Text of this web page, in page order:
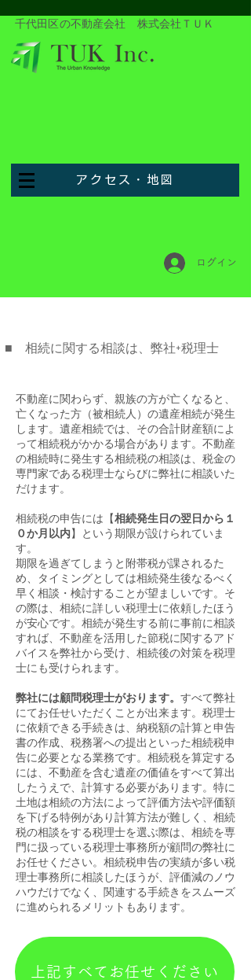
​千代田区の不動産会社 株式会社ＴＵＫ
アクセス・地図
ログイン
■ 相続に関する相談は、弊社+税理士
不動産に関わらず、親族の方が亡くなると、
亡くなった方（被相続人）の遺産相続が発生
します。遺産相続では、その合計財産額によ
って相続税がかかる場合があります。不動産
の相続時に発生する相続税の相談は、税金の
専門家である税理士ならびに弊社に相談いた
だけます。
相続税の申告には【相続発生日の翌日から１
０か月以内】という期限が設けられていま
す。
期限を過ぎてしまうと附帯税が課されるた
め、タイミングとしては相続発生後なるべく
早く相談・検討することが望ましいです。そ
の際は、相続に詳しい税理士に依頼したほう
が安心です。相続が発生する前に事前に相談
すれば、不動産を活用した節税に関するアド
バイスを弊社から受け、相続後の対策を税理
士にも受けられます。
弊社には顧問税理士がおります。 すべて弊社
にてお任せいただくことが出来ます。税理士
に依頼できる手続きは、納税額の計算と申告
書の作成、税務署への提出といった相続税申
告に必要となる業務です。相続税を算定する
には、不動産を含む遺産の価値をすべて算出
したうえで、計算する必要があります。特に
土地は相続の方法によって評価方法や評価額
を下げる特例があり計算方法が難しく、相続
税の相談をする税理士を選ぶ際は、相続を専
門に扱っている税理士事務所が顧問の弊社に
お任せください。相続税申告の実績が多い税
理士事務所に相談したほうが、評価減のノウ
ハウだけでなく、関連する手続きをスムーズ
に進められるメリットもあります。
上記すべてお任せください